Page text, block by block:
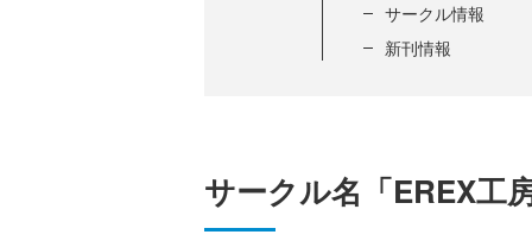
サークル情報
新刊情報
サークル名「EREX工房